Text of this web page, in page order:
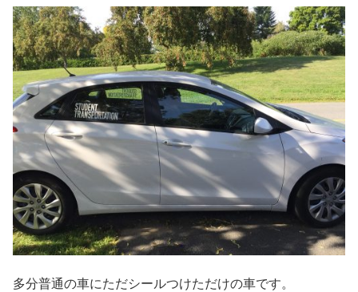
多分普通の車にただシールつけただけの車です。